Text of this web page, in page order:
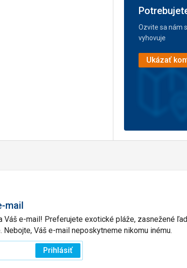
Ozvite sa nám
vyhovuje
Ukázať
mail
Váš e-mail! Preferujete exotické pláže, zasnežené
Váš e-mail neposkytneme nikomu inému.
Prihlásiť